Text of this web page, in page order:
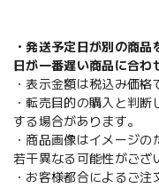
・発送予定日が別の商
日が一番遅い商品に合わ
・表示金額は税込み価格
・転売目的の購入と判
する場合があります。
・商品画像はイメージ
若干異なる可能性がござ
・お客様都合によるご